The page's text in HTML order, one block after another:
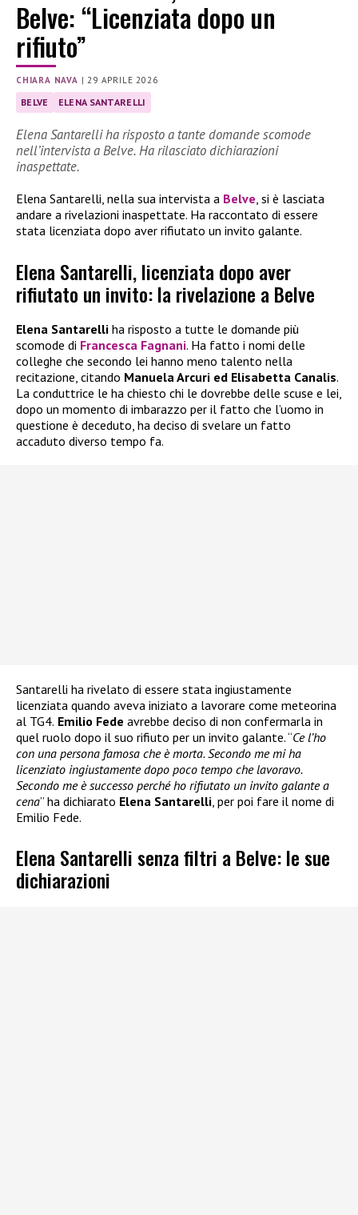
Belve: “Licenziata dopo un
rifiuto”
CHIARA NAVA |29 APRILE 2026
BELVE ELENA SANTARELLI
Elena Santarelli ha risposto a tante domande scomode
nell’intervista a Belve. Ha rilasciato dichiarazioni
inaspettate.
Elena Santarelli, nella sua intervista a Belve, si è lasciata
andare a rivelazioni inaspettate. Ha raccontato di essere
stata licenziata dopo aver rifiutato un invito galante.
Elena Santarelli, licenziata dopo aver
rifiutato un invito: la rivelazione a Belve
Elena Santarelli ha risposto a tutte le domande più
scomode di Francesca Fagnani. Ha fatto i nomi delle
colleghe che secondo lei hanno meno talento nella
recitazione, citando Manuela Arcuri ed Elisabetta Canalis.
La conduttrice le ha chiesto chi le dovrebbe delle scuse e lei,
dopo un momento di imbarazzo per il fatto che l’uomo in
questione è deceduto, ha deciso di svelare un fatto
accaduto diverso tempo fa.
Santarelli ha rivelato di essere stata ingiustamente
licenziata quando aveva iniziato a lavorare come meteorina
al TG4. Emilio Fede avrebbe deciso di non confermarla in
quel ruolo dopo il suo rifiuto per un invito galante. “Ce l’ho
con una persona famosa che è morta. Secondo me mi ha
licenziato ingiustamente dopo poco tempo che lavoravo.
Secondo me è successo perché ho rifiutato un invito galante a
cena” ha dichiarato Elena Santarelli , per poi fare il nome di
Emilio Fede.
Elena Santarelli senza filtri a Belve: le sue
dichiarazioni